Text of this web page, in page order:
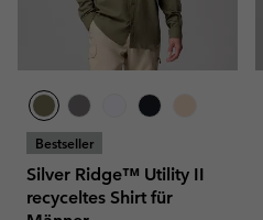
Bestseller
Silver Ridge™ Utility II
recyceltes Shirt für